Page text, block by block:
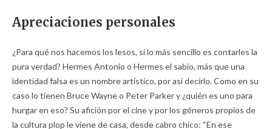
Apreciaciones personales
¿Para qué nos hacemos los lesos, si lo más sencillo es contarles la
pura verdad? Hermes Antonio o Hermes el sabio, más que una
identidad falsa es un nombre artístico, por así decirlo. Como en su
caso lo tienen Bruce Wayne o Peter Parker y ¿quién es uno para
hurgar en eso? Su afición por el cine y por los géneros propios de
la cultura plop le viene de casa, desde cabro chico: “En ese